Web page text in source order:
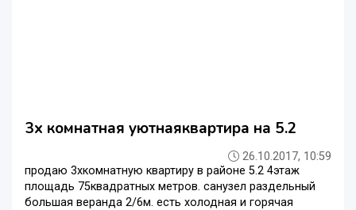
3х комнатная уютнаяквартира на 5.2
26.10.2017, 10:59
продаю 3хкомнатную квартиру в районе 5.2 4этаж
площадь 75квадратных метров. санузел раздельный
большая веранда 2/6м. есть холодная и горячая